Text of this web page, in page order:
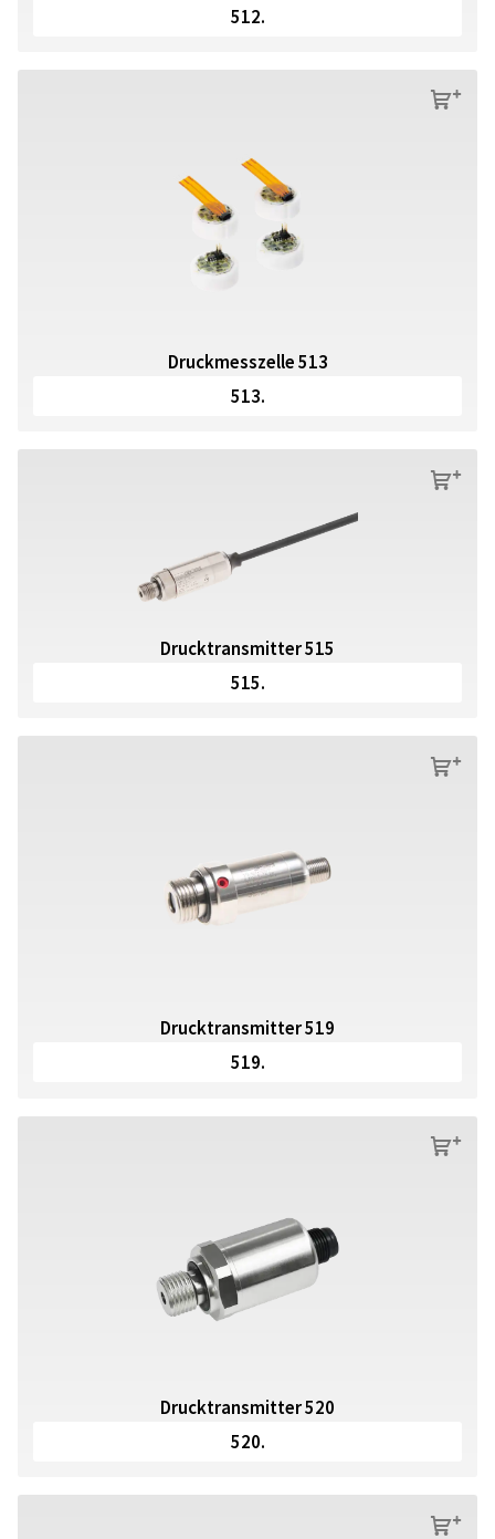
512.
s
Druckmesszelle 513
513.
s
Drucktransmitter 515
515.
s
Drucktransmitter 519
519.
s
Drucktransmitter 520
520.
s